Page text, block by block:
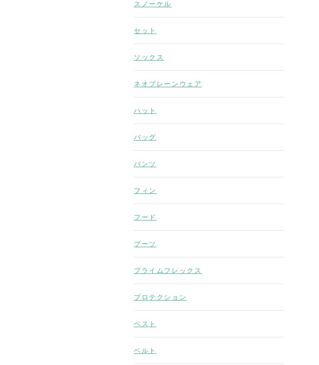
スノーケル
セット
ソックス
ネオプレーンウェア
ハット
バッグ
パンツ
フィン
フード
ブーツ
プライムフレックス
プロテクション
ベスト
ベルト